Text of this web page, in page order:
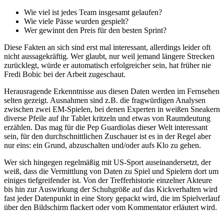
Wie viel ist jedes Team insgesamt gelaufen?
Wie viele Pässe wurden gespielt?
Wer gewinnt den Preis für den besten Sprint?
Diese Fakten an sich sind erst mal interessant, allerdings leider oft
nicht aussagekräftig. Wer glaubt, nur weil jemand längere Strecken
zurücklegt, würde er automatisch erfolgreicher sein, hat früher nie
Fredi Bobic bei der Arbeit zugeschaut.
Herausragende Erkenntnisse aus diesen Daten werden im Fernsehen
selten gezeigt. Ausnahmen sind z.B. die fragwürdigen Analysen
zwischen zwei EM-Spielen, bei denen Experten in weißen Sneakern
diverse Pfeile auf ihr Tablet kritzeln und etwas von Raumdeutung
erzählen. Das mag für die Pep Guardiolas dieser Welt interessant
sein, für den durchschnittlichen Zuschauer ist es in der Regel aber
nur eins: ein Grund, abzuschalten und/oder aufs Klo zu gehen.
Wer sich hingegen regelmäßig mit US-Sport auseinandersetzt, der
weiß, dass die Vermittlung von Daten zu Spiel und Spielern dort um
einiges tiefgreifender ist. Von der Trefferhistorie einzelner Akteure
bis hin zur Auswirkung der Schuhgröße auf das Kickverhalten wird
fast jeder Datenpunkt in eine Story gepackt wird, die im Spielverlauf
über den Bildschirm flackert oder vom Kommentator erläutert wird.